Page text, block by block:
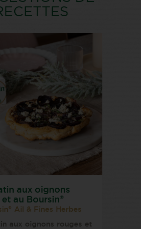
aux oignons
au Boursin ®
® Ail & Fines Herbes
aux oignons rouges et